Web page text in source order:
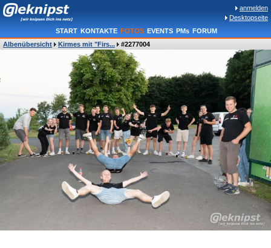
anmelden
Desktopseite
START KONTAKTE FOTOS EVENTS PMs FORUM
Albenübersicht
Kirmes mit "Firs... #2277004